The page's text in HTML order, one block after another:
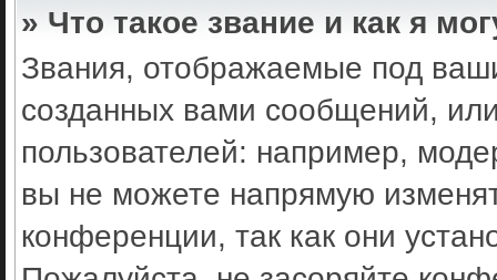
» Что такое звание и как я
Звания, отображаемые под
созданных вами сообщений,
пользователей: например,
вы не можете напрямую
конференции, так как они